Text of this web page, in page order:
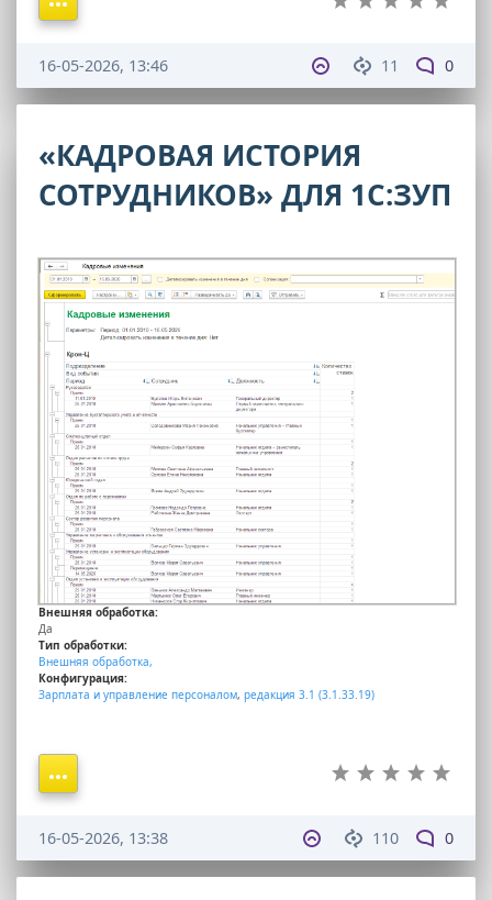
11 0
16-05-2026, 13:46
«КАДРОВАЯ ИСТОРИЯ
СОТРУДНИКОВ» ДЛЯ 1С:ЗУП
Внешняя обработка:
Да
Тип обработки:
Внешняя обработка,
Конфигурация:
Зарплата и управление персоналом, редакция 3.1 (3.1.33.19)
110 0
16-05-2026, 13:38